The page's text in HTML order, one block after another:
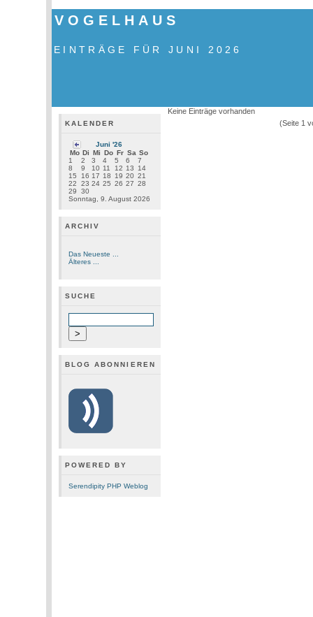
VOGELHAUS
EINTRÄGE FÜR JUNI 2026
KALENDER
Juni '26
Mo Di Mi Do Fr Sa So
Sonntag, 9. August 2026
1 2 3 4 5 6
7
8
9 10 11 12 13 14
15
16 17 18 19 20 21
22
23 24 25 26 27 28
29
30
ARCHIV
Das Neueste ...
Älteres ...
SUCHE
BLOG ABONNIEREN
POWERED BY
Serendipity PHP Weblog
Keine Einträge vorhanden
(Seite 1